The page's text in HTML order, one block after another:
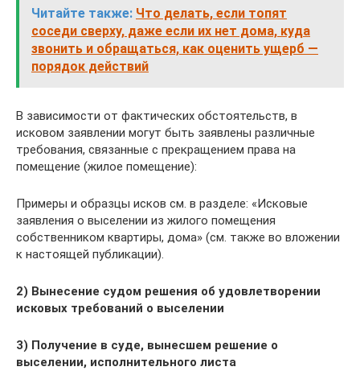
Читайте также: Что делать, если топят
соседи сверху, даже если их нет дома, куда
звонить и обращаться, как оценить ущерб —
порядок действий
В зависимости от фактических обстоятельств, в
исковом заявлении могут быть заявлены различные
требования, связанные с прекращением права на
помещение (жилое помещение):
Примеры и образцы исков см. в разделе: «Исковые
заявления о выселении из жилого помещения
собственником квартиры, дома» (см. также во вложении
к настоящей публикации).
2) Вынесение судом решения об удовлетворении
исковых требований о выселении
3) Получение в суде, вынесшем решение о
выселении, исполнительного листа